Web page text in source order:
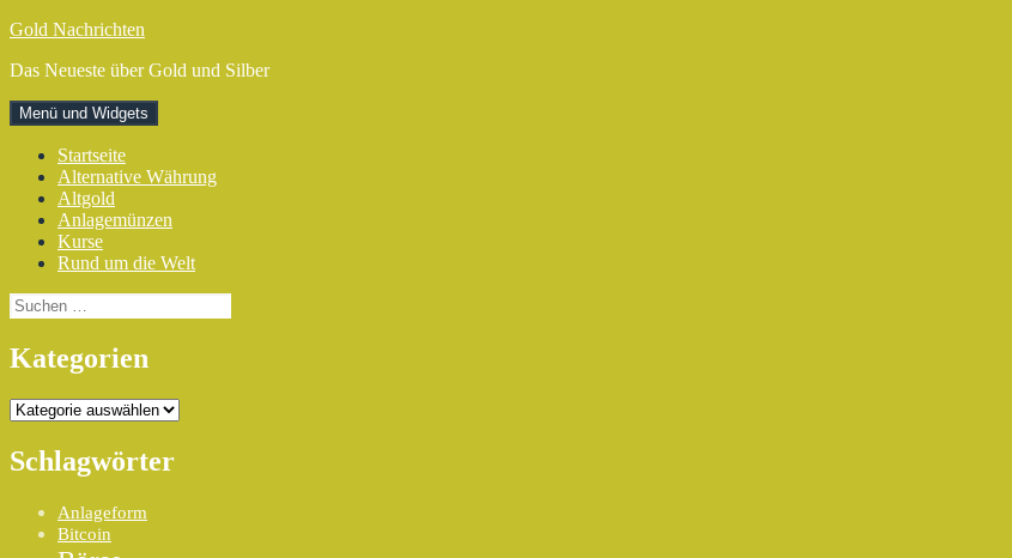
Zum
springen
Gold Nachrichten
Das Neueste über Gold und Silber
Menü und Widgets
Startseite
Alternative Währung
Altgold
Anlagemünzen
Kurse
Rund um die Welt
Suchen
nach:
Kategorien
Kategorien
Schlagwörter
Anlageform
Bitcoin